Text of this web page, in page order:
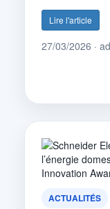
Lire l'article
27/03/2026 ·
ACTUALITÉS